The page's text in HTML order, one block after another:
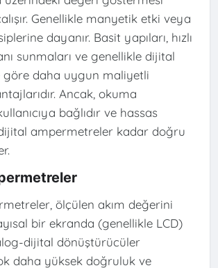
Genellikle manyetik etki veya
dayanır. Basit yapıları, hızlı
sunmaları ve genellikle dijital
göre daha uygun maliyetli
Ancak, okuma
bağlıdır ve hassas
ampermetreler kadar doğru
ölçülen akım değerini
bir ekranda (genellikle LCD)
dijital dönüştürücüler
daha yüksek doğruluk ve